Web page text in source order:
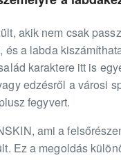
akik nem csak
a labda
karaktere itt is
edzésről a városi
fegyvert.
ami a
Ez a megoldás